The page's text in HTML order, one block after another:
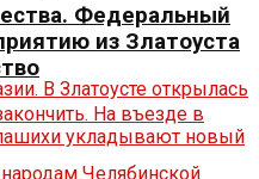
Федеральный
из Златоуста